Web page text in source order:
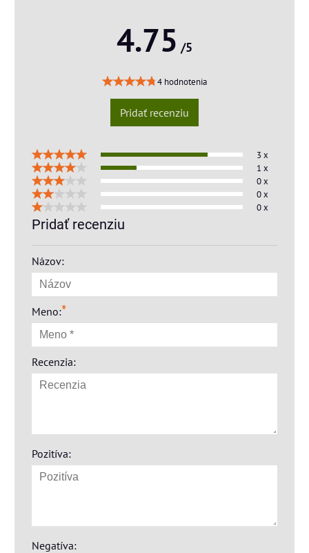
4.75 /5
4 hodnotenia
Pridať recenziu
3 x
1 x
0 x
0 x
0 x
Pridať recenziu
Názov:
Meno:*
Recenzia:
Pozitíva:
Negatíva: